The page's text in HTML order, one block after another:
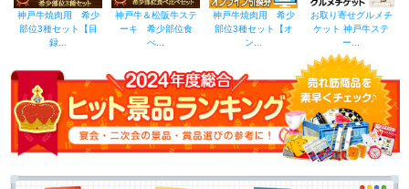
神戸牛焼肉用 希少
部位3種セット【目
録...
神戸牛＆松阪牛ステ
ーキ 希少部位食
べ...
神戸牛焼肉用 希少
部位3種セット【オ
ン...
お取り寄せグルメチ
ケット 神戸牛ステ
ー...